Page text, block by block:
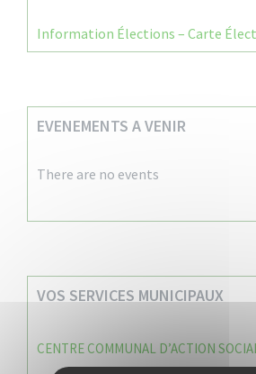
Information Élections – Carte
EVENEMENTS A VENIR
There are no events
VOS SERVICES MUNICIPAUX
CENTRE COMMUNAL D’ACTION